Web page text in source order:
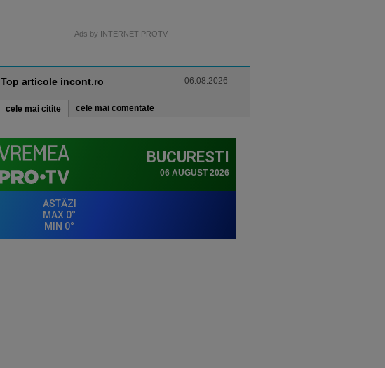
Ads by INTERNET PROTV
Top articole incont.ro 06.08.2026
cele mai citite cele mai comentate